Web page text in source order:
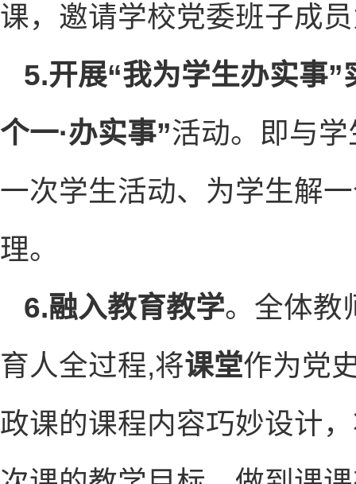
课，邀请学校党委班子成
5.开展“我为学生办实事”
个一·办实事”活动。即与
一次学生活动、为学生解
理。
6.融入教育教学。全体教
育人全过程,将课堂作为党
政课的课程内容巧妙设计